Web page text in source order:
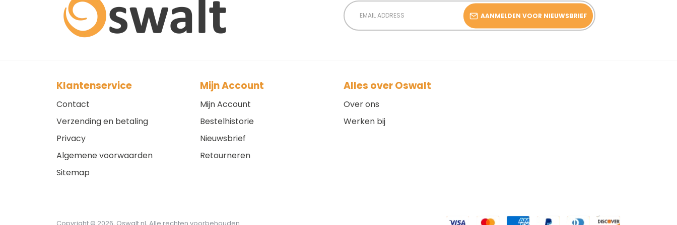
Email
Address
AANMELDEN VOOR NIEUWSBRIEF
Klantenservice
Contact
Verzending en betaling
Privacy
Algemene voorwaarden
Sitemap
Mijn Account
Mijn Account
Bestelhistorie
Nieuwsbrief
Retourneren
Alles over Oswalt
Over ons
Werken bij